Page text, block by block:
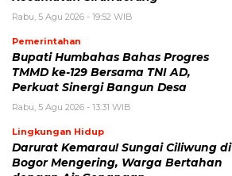
Rabu, 5 Agu 2026 - 19:52 WIB
Pemerintahan
Bupati Humbahas Bahas Progres
TMMD ke-129 Bersama TNI AD,
Perkuat Sinergi Bangun Desa
Rabu, 5 Agu 2026 - 13:31 WIB
Lingkungan Hidup
Darurat Kemarau! Sungai Ciliwung di
Bogor Mengering, Warga Bertahan